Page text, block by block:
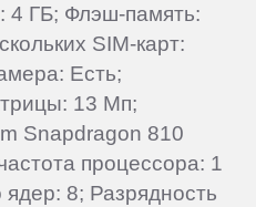
4 ГБ; Флэш-память:
SIM-карт:
Есть;
13 Мп;
Snapdragon 810
процессора: 1
8; Разрядность